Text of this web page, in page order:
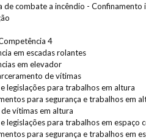
de combate a incêndio -
4
em escadas rolantes
em elevador
de vítimas
legislações para trabalhos em altura
para segurança e trabalhos em
vítimas em altura
legislações para trabalhos em espaço
para segurança e trabalhos em